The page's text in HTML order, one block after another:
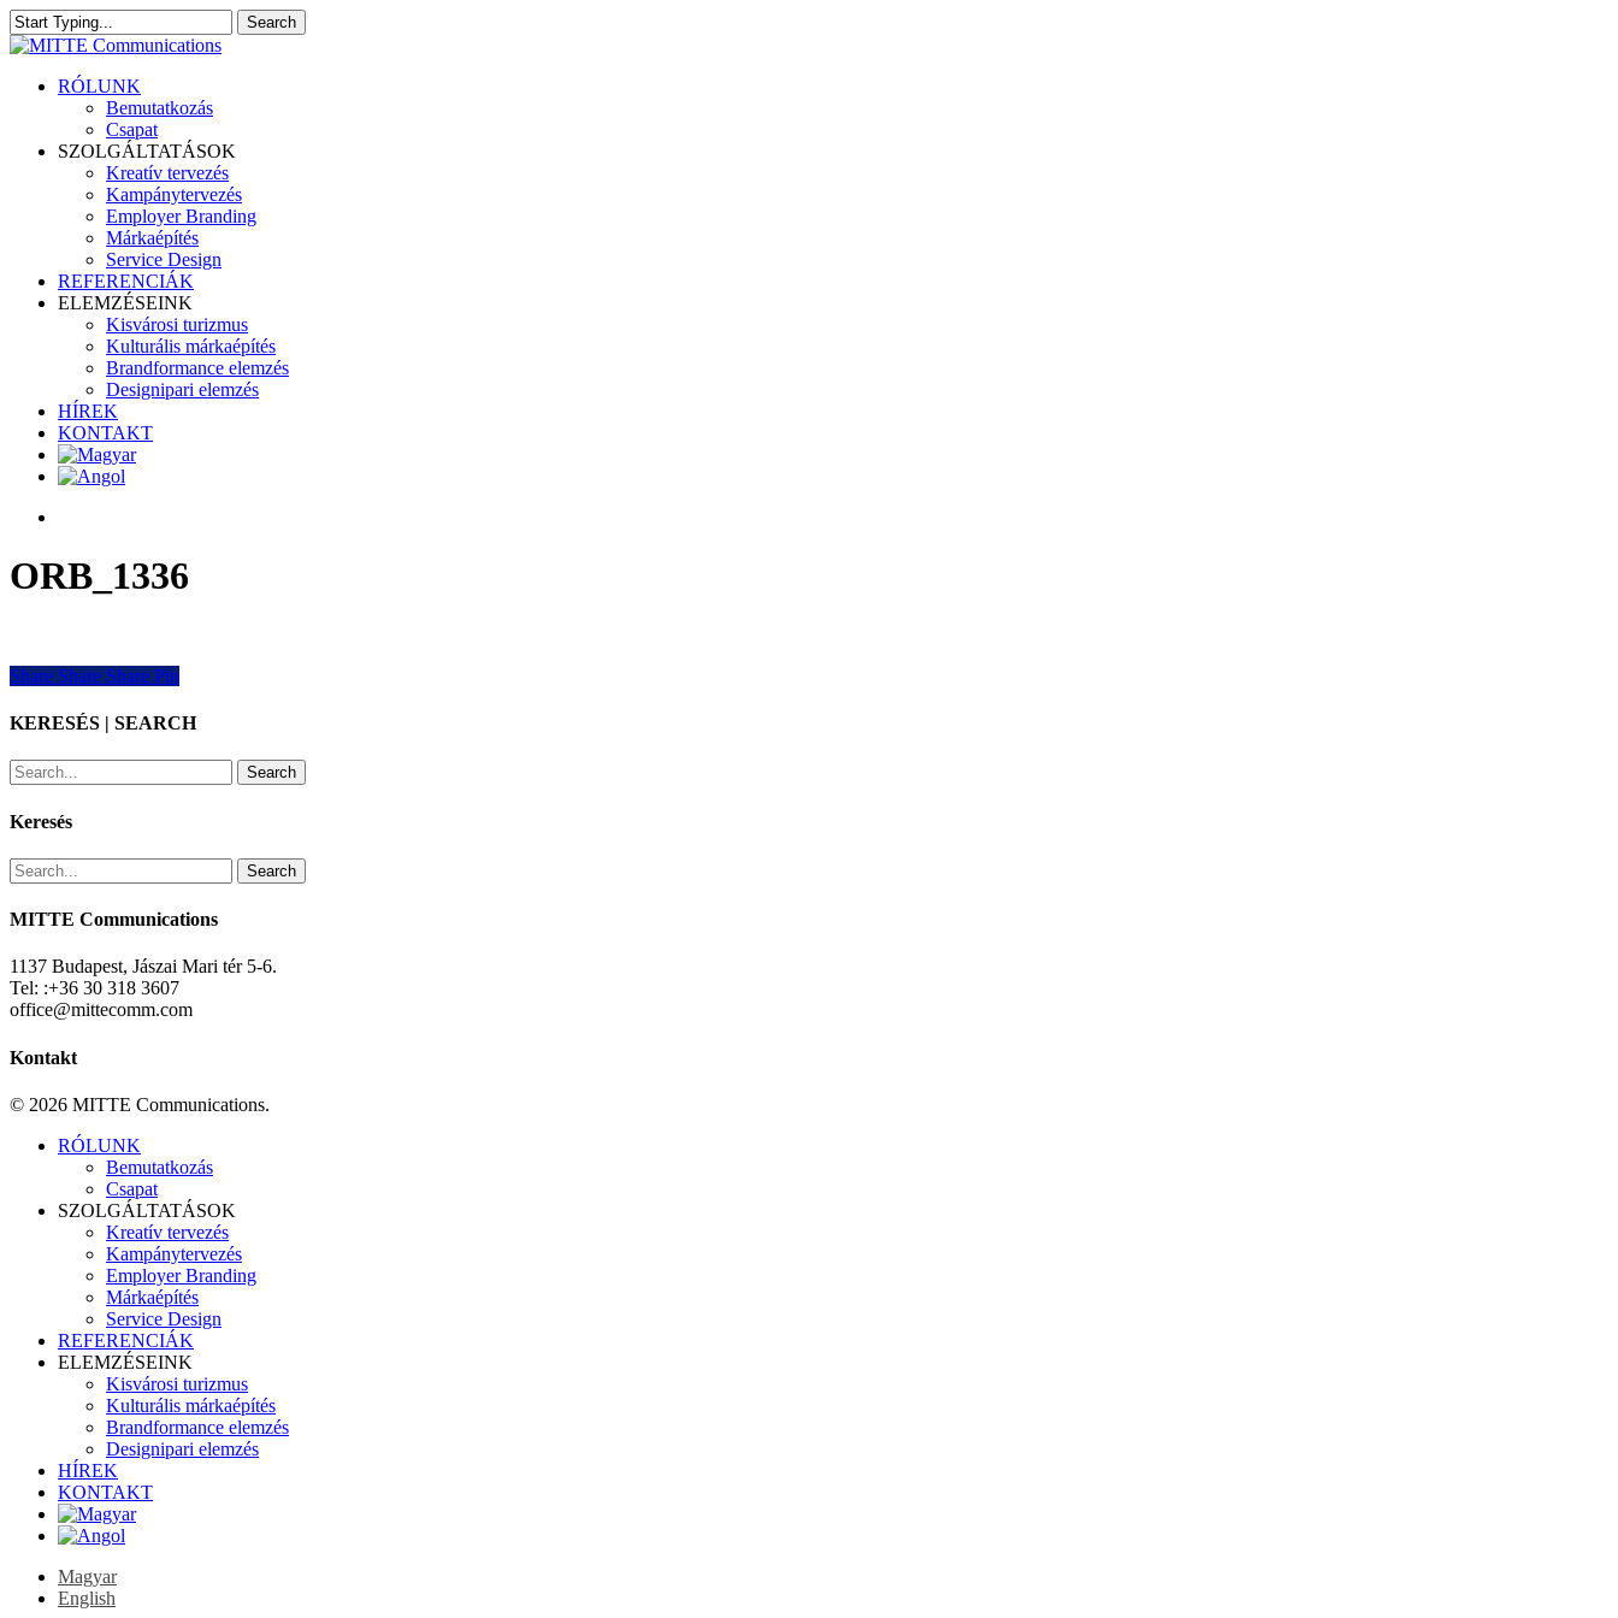
Skip
to
content
Search
Close
search
Menu
RÓLUNK
Bemutatkozás
Csapat
SZOLGÁLTATÁSOK
Kreatív tervezés
Kampánytervezés
Employer Branding
Márkaépítés
Service Design
REFERENCIÁK
ELEMZÉSEINK
Kisvárosi turizmus
Kulturális márkaépítés
Brandformance elemzés
Designipari elemzés
HÍREK
KONTAKT
ORB_1336
Share
Share Share Share Pin
KERESÉS | SEARCH
Search
Keresés
Search
MITTE Communications
1137 Budapest, Jászai Mari tér 5-6.
Tel: :+36 30 318 3607
office@mittecomm.com
Kontakt
© 2026 MITTE Communications.
Close
RÓLUNK
Bemutatkozás
Csapat
SZOLGÁLTATÁSOK
Kreatív tervezés
Kampánytervezés
Employer Branding
Márkaépítés
Service Design
REFERENCIÁK
ELEMZÉSEINK
Kisvárosi turizmus
Kulturális márkaépítés
Brandformance elemzés
Designipari elemzés
HÍREK
KONTAKT
Magyar
English